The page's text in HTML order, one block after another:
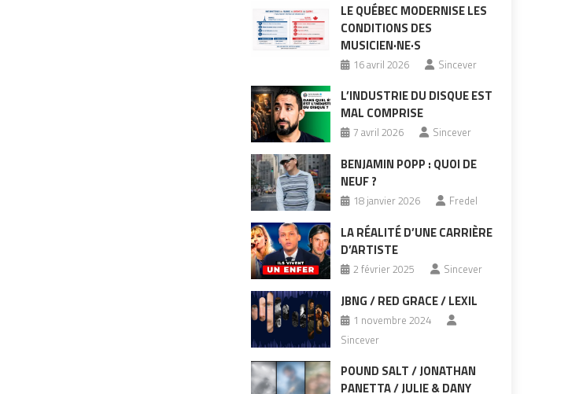
LE QUÉBEC MODERNISE LES
CONDITIONS DES
MUSICIEN·NE·S
16 avril 2026 Sincever
L’INDUSTRIE DU DISQUE EST
MAL COMPRISE
7 avril 2026 Sincever
BENJAMIN POPP : QUOI DE
NEUF ?
18 janvier 2026 Fredel
LA RÉALITÉ D’UNE CARRIÈRE
D’ARTISTE
2 février 2025 Sincever
JBNG / RED GRACE / LEXIL
1 novembre 2024
Sincever
POUND SALT / JONATHAN
PANETTA / JULIE & DANY